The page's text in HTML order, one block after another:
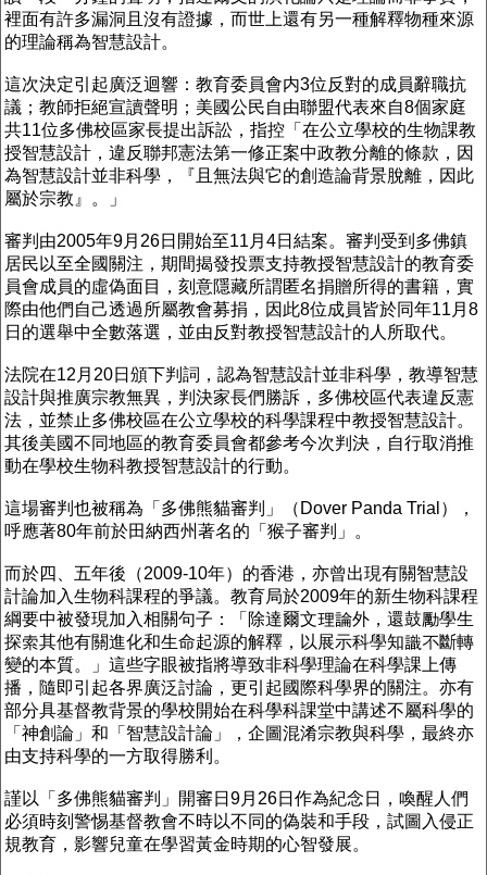
裡面有許多漏洞且沒有證據，而世上還有另一種解釋物種來源
的理論稱為智慧設計。
這次決定引起廣泛迴響：教育委員會内3位反對的成員辭職抗
議；教師拒絕宣讀聲明；美國公民自由聯盟代表來自8個家庭
共11位多佛校區家長提出訴訟，指控「在公立學校的生物課教
授智慧設計，違反聯邦憲法第一修正案中政教分離的條款，因
為智慧設計並非科學，『且無法與它的創造論背景脫離，因此
屬於宗教』。」
審判由2005年9月26日開始至11月4日結案。審判受到多佛鎮
居民以至全國關注，期間揭發投票支持教授智慧設計的教育委
員會成員的虛偽面目，刻意隱藏所謂匿名捐贈所得的書籍，實
際由他們自己透過所屬教會募捐，因此8位成員皆於同年11月8
日的選舉中全數落選，並由反對教授智慧設計的人所取代。
法院在12月20日頒下判詞，認為智慧設計並非科學，教導智慧
設計與推廣宗教無異，判決家長們勝訴，多佛校區代表違反憲
法，並禁止多佛校區在公立學校的科學課程中教授智慧設計。
其後美國不同地區的教育委員會都參考今次判決，自行取消推
動在學校生物科教授智慧設計的行動。
這場審判也被稱為「多佛熊貓審判」（Dover Panda Trial），
呼應著80年前於田納西州著名的「猴子審判」。
而於四、五年後（2009-10年）的香港，亦曾出現有關智慧設
計論加入生物科課程的爭議。教育局於2009年的新生物科課程
綱要中被發現加入相關句子：「除達爾文理論外，還鼓勵學生
探索其他有關進化和生命起源的解釋，以展示科學知識不斷轉
變的本質。」這些字眼被指將導致非科學理論在科學課上傳
播，隨即引起各界廣泛討論，更引起國際科學界的關注。亦有
部分具基督教背景的學校開始在科學科課堂中講述不屬科學的
「神創論」和「智慧設計論」，企圖混淆宗教與科學，最終亦
由支持科學的一方取得勝利。
謹以「多佛熊貓審判」開審日9月26日作為紀念日，喚醒人們
必須時刻警惕基督教會不時以不同的偽裝和手段，試圖入侵正
規教育，影響兒童在學習黃金時期的心智發展。